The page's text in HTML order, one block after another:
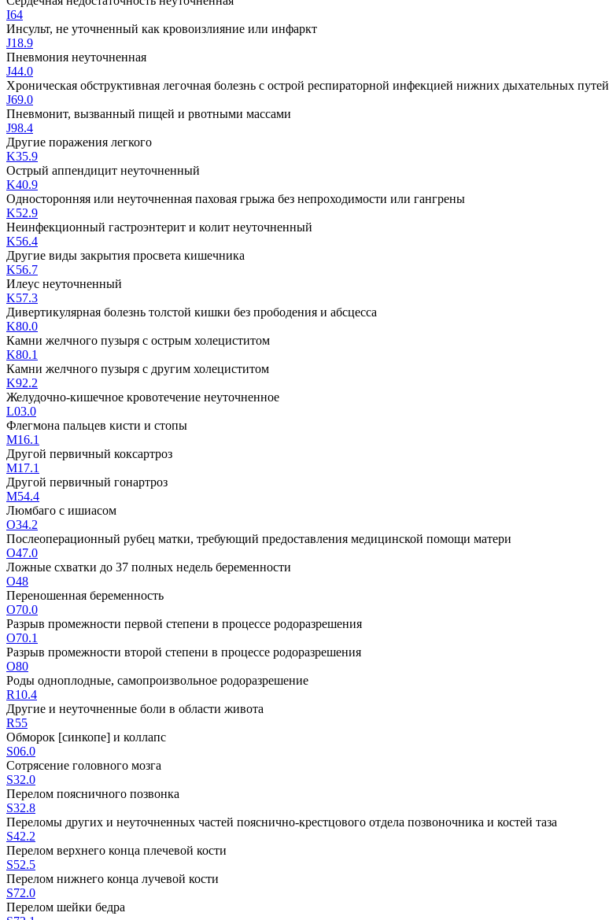
I64
Инсульт, не уточненный как кровоизлияние или инфаркт
J18.9
Пневмония неуточненная
J44.0
Хроническая обструктивная легочная болезнь с острой респираторной инфекцией нижних дыхательных путей
J69.0
Пневмонит, вызванный пищей и рвотными массами
J98.4
Другие поражения легкого
K35.9
Острый аппендицит неуточненный
K40.9
Односторонняя или неуточненная паховая грыжа без непроходимости или гангрены
K52.9
Неинфекционный гастроэнтерит и колит неуточненный
K56.4
Другие виды закрытия просвета кишечника
K56.7
Илеус неуточненный
K57.3
Дивертикулярная болезнь толстой кишки без прободения и абсцесса
K80.0
Камни желчного пузыря с острым холециститом
K80.1
Камни желчного пузыря с другим холециститом
K92.2
Желудочно-кишечное кровотечение неуточненное
L03.0
Флегмона пальцев кисти и стопы
M16.1
Другой первичный коксартроз
M17.1
Другой первичный гонартроз
M54.4
Люмбаго с ишиасом
O34.2
Послеоперационный рубец матки, требующий предоставления медицинской помощи матери
O47.0
Ложные схватки до 37 полных недель беременности
O48
Переношенная беременность
O70.0
Разрыв промежности первой степени в процессе родоразрешения
O70.1
Разрыв промежности второй степени в процессе родоразрешения
O80
Роды одноплодные, самопроизвольное родоразрешение
R10.4
Другие и неуточненные боли в области живота
R55
Обморок [синкопе] и коллапс
S06.0
Сотрясение головного мозга
S32.0
Перелом поясничного позвонка
S32.8
Переломы других и неуточненных частей пояснично-крестцового отдела позвоночника и костей таза
S42.2
Перелом верхнего конца плечевой кости
S52.5
Перелом нижнего конца лучевой кости
S72.0
Перелом шейки бедра